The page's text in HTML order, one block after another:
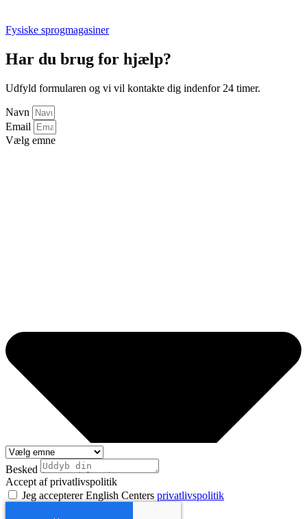
Fysiske sprogmagasiner
Har du brug for hjælp?
Udfyld formularen og vi vil kontakte dig indenfor 24 timer.
Navn
Email
Vælg emne
Besked
Accept af privatlivspolitik
Jeg accepterer English Centers privatlivspolitik